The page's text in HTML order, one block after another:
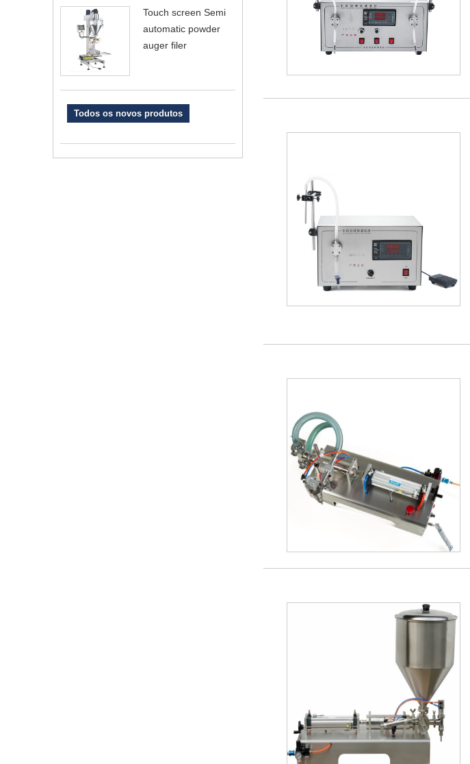
Touch screen Semi
automatic powder
auger filer
Todos os novos produtos